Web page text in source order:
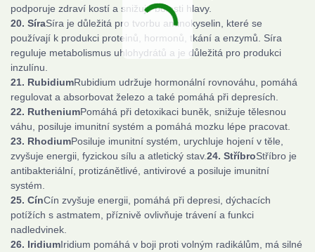
podporuje zdraví kostí a snižuje bolesti hlavy.
20. SíraSíra je důležitá pro tvorbu aminokyselin, které se
používají k produkci proteinů, hormonů, tkání a enzymů. Síra
reguluje metabolismus uhlohydrátů a je důležitá pro produkci
inzulínu.
21. RubidiumRubidium udržuje hormonální rovnováhu, pomáhá
regulovat a absorbovat železo a také pomáhá při depresích.
22. RutheniumPomáhá při detoxikaci buněk, snižuje tělesnou
váhu, posiluje imunitní systém a pomáhá mozku lépe pracovat.
23. RhodiumPosiluje imunitní systém, urychluje hojení v těle,
zvyšuje energii, fyzickou sílu a atletický stav.24. StříbroStříbro je
antibakteriální, protizánětlivé, antivirové a posiluje imunitní
systém.
25. CínCín zvyšuje energii, pomáhá při depresi, dýchacích
potížích s astmatem, příznivě ovlivňuje trávení a funkci
nadledvinek.
26. IridiumIridium pomáhá v boji proti volným radikálům, má silné